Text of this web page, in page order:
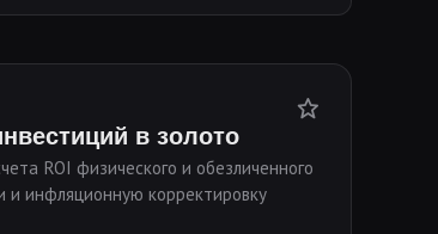
в золото
ROI физического и обезличенного
и инфляционную корректировку